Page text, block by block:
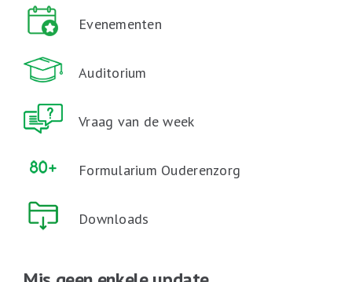
Evenementen
Auditorium
Vraag van de week
Formularium Ouderenzorg
Downloads